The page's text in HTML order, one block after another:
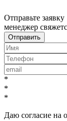
Отправьте заявку
менеджер
*
*
*
Даю согласие на